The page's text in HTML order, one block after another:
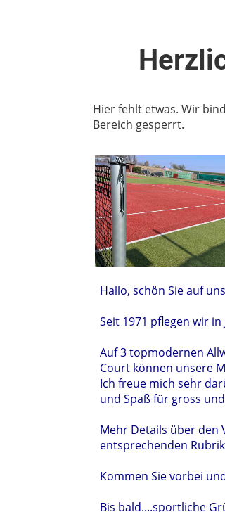
Hier fehlt etwas. Wir
Bereich gesperrt.
Hallo, schön Sie auf
Seit 1971 pflegen wir
Auf 3 topmodernen
Court können unsere
Ich freue mich sehr
und Spaß für gross
Mehr Details über den
entsprechenden
Kommen Sie vorbei
Bis bald....sportliche